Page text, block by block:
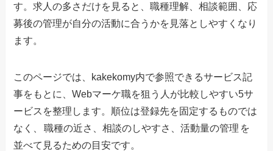
す。求人の多さだけを見ると、職種理解、相談範囲、応
募後の管理が自分の活動に合うかを見落としやすくなり
ます。
このページでは、kakekomy内で参照できるサービス記
事をもとに、Webマーケ職を狙う人が比較しやすい5サ
ービスを整理します。順位は登録先を固定するものでは
なく、
職種の近さ、相談のしやすさ、活動量の管理 を
並べて見るための目安です。